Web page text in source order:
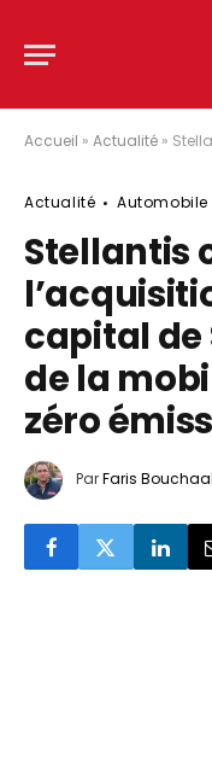
Accueil » Actualité » Stellantis
Actualité Automobile
Stellantis
capital de
de la
zéro
ParFaris